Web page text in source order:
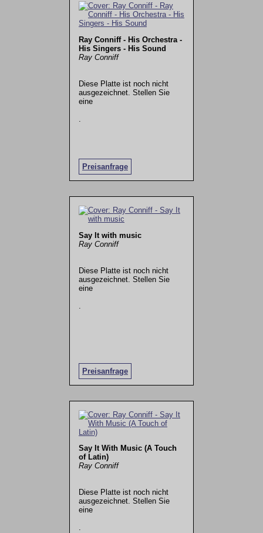
Ray Conniff - His Orchestra -
His Singers - His Sound
Ray Conniff
Diese Platte ist noch nicht
ausgezeichnet. Stellen Sie
eine
Preisanfrage
.
Say It with music
Ray Conniff
Diese Platte ist noch nicht
ausgezeichnet. Stellen Sie
eine
Preisanfrage
Say It With Music (A Touch
of Latin)
Ray Conniff
Diese Platte ist noch nicht
ausgezeichnet. Stellen Sie
eine
.